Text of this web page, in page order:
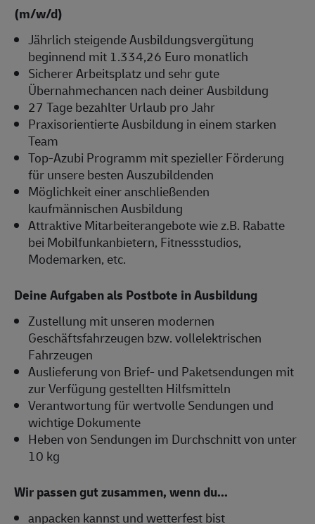
(m/w/d)
Jährlich steigende Ausbildungsvergütung
beginnend mit 1.334,26 Euro monatlich
Sicherer Arbeitsplatz und sehr gute
Übernahmechancen nach deiner Ausbildung
27 Tage bezahlter Urlaub pro Jahr
Praxisorientierte Ausbildung in einem starken
Team
Top-Azubi Programm mit spezieller Förderung
für unsere besten Auszubildenden
Möglichkeit einer anschließenden
kaufmännischen Ausbildung
Attraktive Mitarbeiterangebote wie z.B. Rabatte
bei Mobilfunkanbietern, Fitnessstudios,
Modemarken, etc.
Deine Aufgaben als Postbote in Ausbildung
Zustellung mit unseren modernen
Geschäftsfahrzeugen bzw. vollelektrischen
Fahrzeugen
Auslieferung von Brief- und Paketsendungen mit
zur Verfügung gestellten Hilfsmitteln
Verantwortung für wertvolle Sendungen und
wichtige Dokumente
Heben von Sendungen im Durchschnitt von unter
10 kg
Wir passen gut zusammen, wenn du...
anpacken kannst und wetterfest bist